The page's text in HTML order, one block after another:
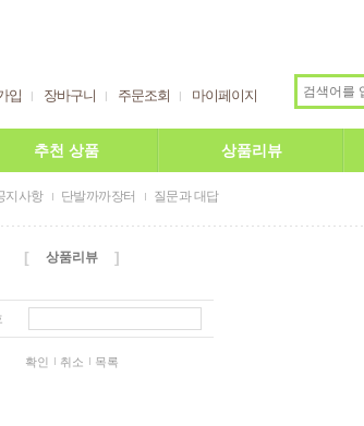
입 장바구니 주문조회 마이페이지
추천 상품 상품리뷰
지사항 단발까까장터 질문과 대답
[ 상품리뷰 ]
확인 취소 목록